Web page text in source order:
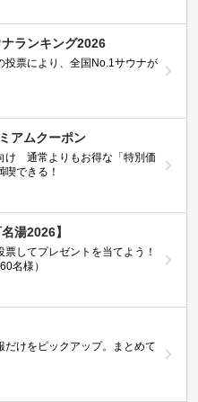
ランキング2026
投票により、全国No.1サウナが
アムクーポン
け 通常よりもお得な「特別価
できる！
湯2026】
してプレゼントを当てよう！
名様）
だけをピックアップ。まとめて